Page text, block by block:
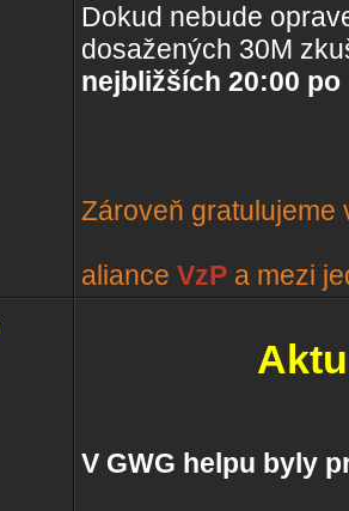
Dokud nebude
dosažených 30M
nejbližších 20:00
Zároveň gratulujeme
aliance VzP a mezi
V GWG helpu byly